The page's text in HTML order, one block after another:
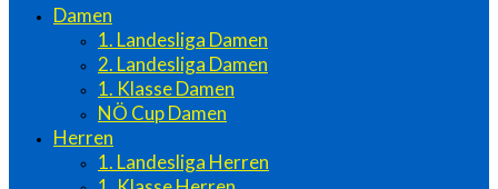
Damen
1. Landesliga Damen
2. Landesliga Damen
1. Klasse Damen
NÖ Cup Damen
Herren
1. Landesliga Herren